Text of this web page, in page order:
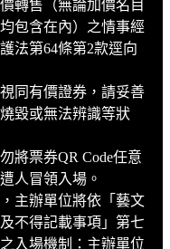
轉售（無論加價名目
包含在內）之情事經
法第64條第2款逕向
同有價證券，請妥善
毀或無法辨識等狀
將票券QR Code任意
人冒領入場。
主辦單位將依「藝文
不得記載事項」第七
入場機制：主辦單位